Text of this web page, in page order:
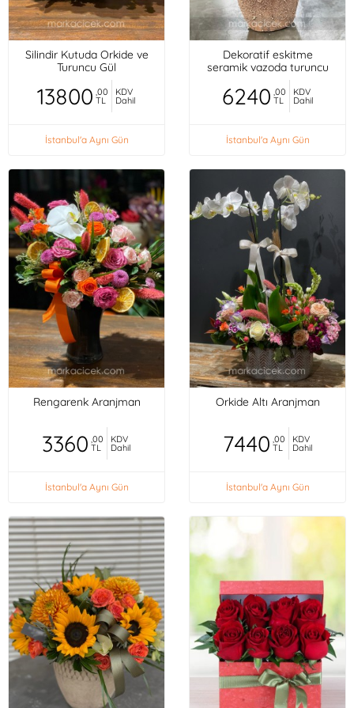
Silindir Kutuda Orkide ve
Turuncu Gül
13800 ,00
TL
KDV
Dahil
İstanbul'a Aynı Gün
Dekoratif eskitme
seramik vazoda turuncu
mini güller, orkideler,
6240 ,00
TL
KDV
Dahil
İstanbul'a Aynı Gün
Rengarenk Aranjman
3360 ,00
TL
KDV
Dahil
İstanbul'a Aynı Gün
Orkide Altı Aranjman
7440 ,00
TL
KDV
Dahil
İstanbul'a Aynı Gün